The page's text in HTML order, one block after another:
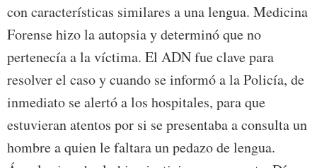
con características similares a una lengua. Medicina
Forense hizo la autopsia y determinó que no
pertenecía a la víctima. El ADN fue clave para
resolver el caso y cuando se informó a la Policía, de
inmediato se alertó a los hospitales, para que
estuvieran atentos por si se presentaba a consulta un
hombre a quien le faltara un pedazo de lengua.